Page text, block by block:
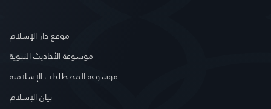
موقع دار الإسلام
موسوعة الأحاديث النبوية
موسوعة المصطلحات الإسلامية
بيان الإسلام